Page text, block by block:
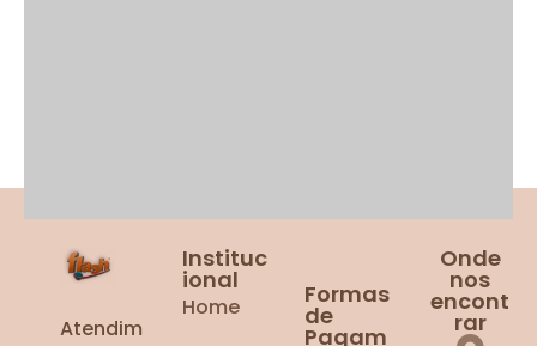
Atendim
Instituc
ional
Home
Formas
de
Pagam
Onde
nos
encont
rar